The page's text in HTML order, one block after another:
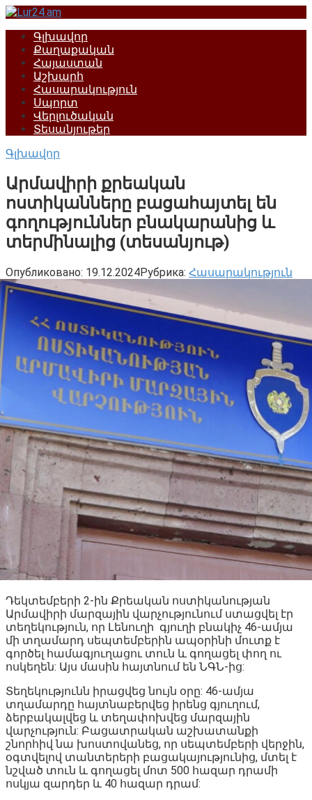
Перейти
контентуԳլխավոր
Քաղաքական
Հայաստան
Աշխարհ
Հասարակություն
Սպորտ
Վերլուծական
Տեսանյութեր
Գլխավոր
Արմավիրի քրեական
ոստիկանները բացահայտել են
գողություններ բնակարանից և
տերմինալից (տեսանյութ)
Опубликовано: 19.12.2024Рубрика: Հասարակություն
Դեկտեմբերի 2-ին Քրեական ոստիկանության
Արմավիրի մարզային վարչությունում ստացվել էր
տեղեկություն, որ Լենուղի գյուղի բնակիչ 46-ամյա
մի տղամարդ սեպտեմբերին ապօրինի մուտք է
գործել համագյուղացու տուն և գողացել փող ու
ոսկեղեն: Այս մասին հայտնում են ՆԳՆ-ից:
Տեղեկությունն իրացվեց նույն օրը: 46-ամյա
տղամարդը հայտնաբերվեց իրենց գյուղում,
ձերբակալվեց և տեղափոխվեց մարզային
վարչություն: Բացատրական աշխատանքի
շնորհիվ նա խոստովանեց, որ սեպտեմբերի վերջին,
օգտվելով տանտերերի բացակայությունից, մտել է
նշված տուն և գողացել մոտ 500 հազար դրամի
ոսկյա զարդեր և 40 հազար դրամ: